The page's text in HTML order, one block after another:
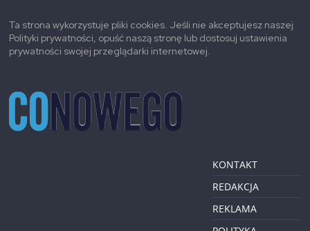
Ta strona wykorzystuje pliki cookies. Jeśli nie akceptujesz naszej
Polityki prywatności, opuść naszą stronę lub dostosuj ustawienia
prywatności swojej przeglądarki internetowej.
KONTAKT
REDAKCJA
REKLAMA